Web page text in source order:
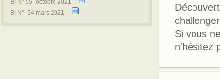
BI N° 55_octobre 2021 |
BI N°_54 mars 2021 |
Si vous
n'hésitez